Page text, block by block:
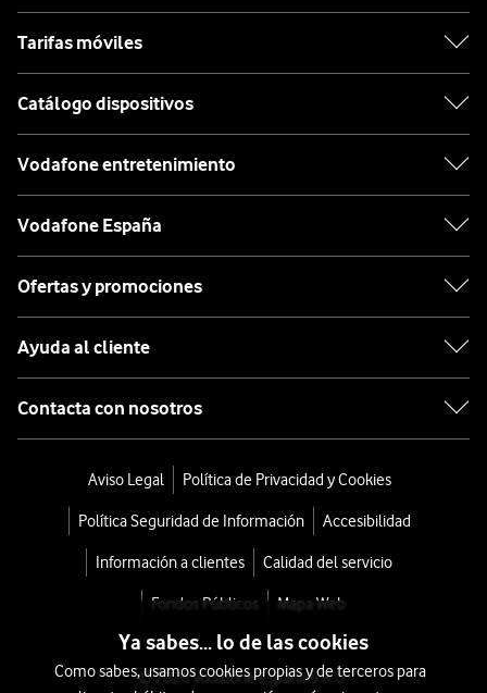
Tarifas móviles
Catálogo dispositivos
Vodafone entretenimiento
Vodafone España
Ofertas y promociones
Ayuda al cliente
Contacta con nosotros
Aviso Legal Política de Privacidad y Cookies
Política Seguridad de Información Accesibilidad
Información a clientes Calidad del servicio
Fondos Públicos Mapa Web
© 2026 Vodafone España S.A.U.
Ya sabes... lo de las cookies
Como sabes, usamos cookies propias y de terceros para